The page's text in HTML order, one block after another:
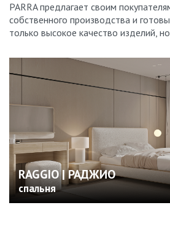
PARRA предлагает своим
собственного производства и
только высокое качество изделий,
RAGGIO | РАДЖИО
спальня